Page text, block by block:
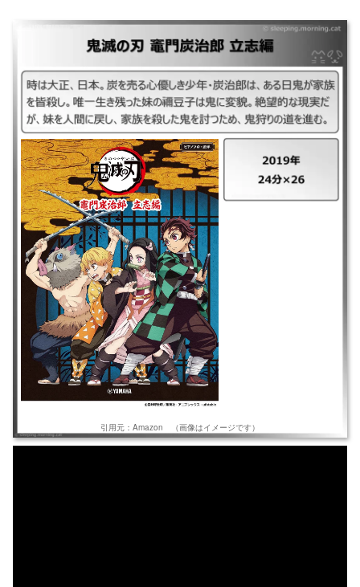
引用元：Amazon （画像はイメージです）
｜⿁滅の刃 竈門炭治郎 立志編 ｜2019年 ｜24分×26 ｜時は大正、日本。
炭を売る心優しき少年・炭治郎は、ある日⿁が家族を皆殺し。唯一生き残
った妹の禰豆子は⿁に変貌。絶望的な現実だが、妹を人間に戻し、家族を
殺した⿁を討つため、⿁狩りの道を進む。